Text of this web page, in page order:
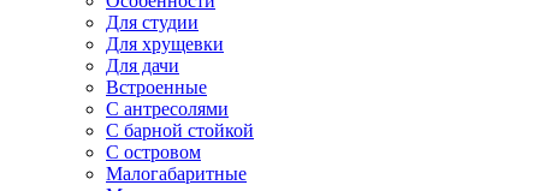
Для студии
Для хрущевки
Для дачи
Встроенные
С антресолями
С барной стойкой
С островом
Малогабаритные